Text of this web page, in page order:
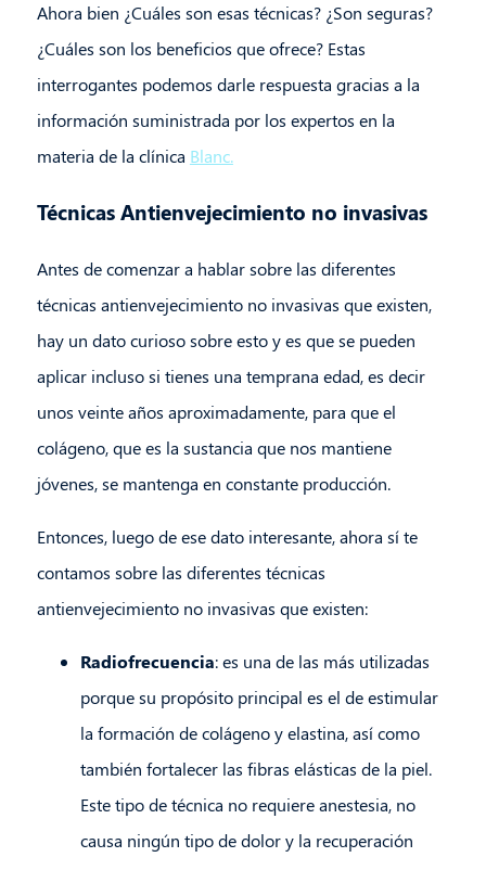
Ahora bien ¿Cuáles son esas técnicas? ¿Son seguras?
¿Cuáles son los beneficios que ofrece? Estas
interrogantes podemos darle respuesta gracias a la
información suministrada por los expertos en la
materia de la clínica Blanc.
Técnicas Antienvejecimiento no invasivas
Antes de comenzar a hablar sobre las diferentes
técnicas antienvejecimiento no invasivas que existen,
hay un dato curioso sobre esto y es que se pueden
aplicar incluso si tienes una temprana edad, es decir
unos veinte años aproximadamente, para que el
colágeno, que es la sustancia que nos mantiene
jóvenes, se mantenga en constante producción.
Entonces, luego de ese dato interesante, ahora sí te
contamos sobre las diferentes técnicas
antienvejecimiento no invasivas que existen:
Radiofrecuencia: es una de las más utilizadas
porque su propósito principal es el de estimular
la formación de colágeno y elastina, así como
también fortalecer las fibras elásticas de la piel.
Este tipo de técnica no requiere anestesia, no
causa ningún tipo de dolor y la recuperación